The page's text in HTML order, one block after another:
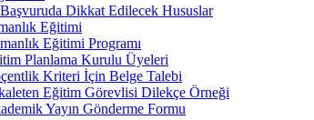
Dikkat Edilecek Hususlar
Eğitimi
Eğitimi Programı
Planlama Kurulu Üyeleri
Kriteri İçin Belge Talebi
Eğitim Görevlisi Dilekçe Örneği
Yayın Gönderme Formu